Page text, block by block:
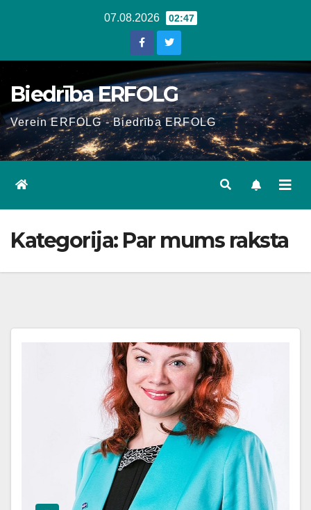
07.08.2026 02:47
Biedrība ERFOLG
Verein ERFOLG - Biedrība ERFOLG
Kategorija: Par mums raksta